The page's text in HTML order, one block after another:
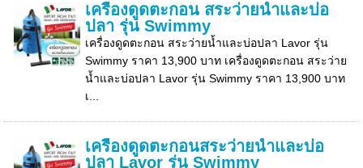
เครื่องดูดตะกอน สระว่ายน้ำและบ่อ
ปลา รุ่น Swimmy
เครื่องดูดตะกอน สระว่ายน้ำและบ่อปลา Lavor รุ่น
Swimmy ราคา 13,900 บาท เครื่องดูดตะกอน สระว่าย
น้ำและบ่อปลา Lavor รุ่น Swimmy ราคา 13,900 บาท
เ...
เครื่องดูดตะกอนสระว่ายน้ำและบ่อ
ปลา Lavor รุ่น Swimmy